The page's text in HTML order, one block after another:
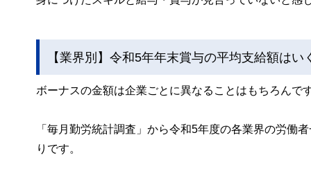
【業界別】令和5年年末賞与の平均支給額はい
ボーナスの金額は企業ごとに異なることはもちろんで
「毎月勤労統計調査」から令和5年度の各業界の労働
りです。